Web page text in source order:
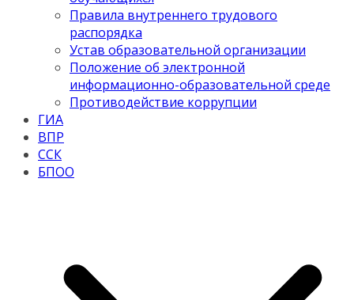
Правила внутреннего трудового
распорядка
Устав образовательной организации
Положение об электронной
информационно-образовательной среде
Противодействие коррупции
ГИА
ВПР
ССК
БПОО